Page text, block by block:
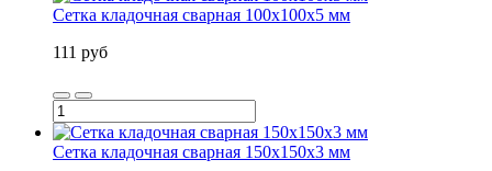
Сетка кладочная сварная 100х100х5 мм
111 руб
Сетка кладочная сварная 150х150х3 мм